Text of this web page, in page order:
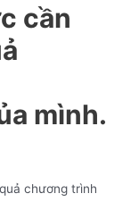
cần
mình.
chương trình